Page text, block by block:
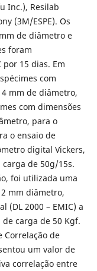
Inc.), Resilab
(3M/ESPE). Os
de diâmetro e
foram
por 15 dias. Em
com
mm de diâmetro,
com dimensões
para o
o ensaio de
digital Vickers,
de 50g/15s.
foi utilizada uma
mm diâmetro,
(DL 2000 – EMIC) a
carga de 50 Kgf.
Correlação de
um valor de
correlação entre